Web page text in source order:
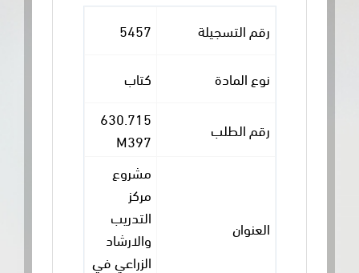
رقم التسجيلة
نوع المادة
رقم الطلب
630.715
مشروع
التدريب
والارشاد
الزراعي في